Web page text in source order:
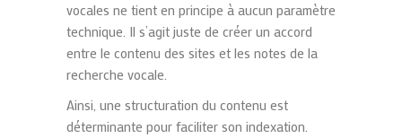
vocales ne tient en principe à aucun paramètre
technique. Il s’agit juste de créer un accord
entre le contenu des sites et les notes de la
recherche vocale.
Ainsi, une structuration du contenu est
déterminante pour faciliter son indexation.